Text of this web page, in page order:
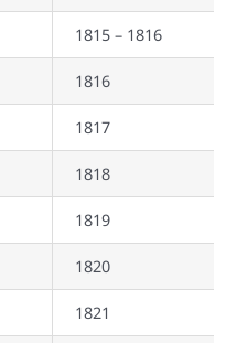
1815 – 1816
1816
1817
1818
1819
1820
1821